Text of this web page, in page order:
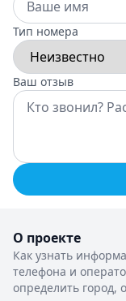
Тип номера
Ваш отзыв
О проекте
Как узнать
телефона и
определить город,